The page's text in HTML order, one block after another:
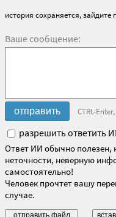
история сохраняется,
Ваше сообщение:
CTRL-
разрешить ответить
Ответ ИИ обычно полезен,
неточности, неверную
самостоятельно!
Человек прочтет вашу
случае.